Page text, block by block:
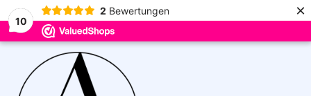
10
2 Bewertungen ×